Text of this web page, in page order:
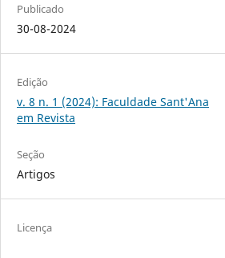
Publicado
30-08-2024
Edição
v. 8 n. 1 (2024): Faculdade Sant'Ana
em Revista
Seção
Artigos
Licença